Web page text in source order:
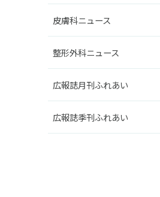
皮膚科ニュース
整形外科ニュース
広報誌月刊ふれあい
広報誌季刊ふれあい